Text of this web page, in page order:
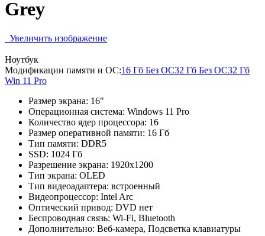
Grey
Увеличить изображение
Ноутбук
Модификации памяти и ОС:16 Гб Без ОС32 Гб Без ОС32 Гб
Win 11 Pro
Размер экрана: 16"
Операционная система: Windows 11 Pro
Количество ядер процессора: 16
Размер оперативной памяти: 16 Гб
Тип памяти: DDR5
SSD: 1024 Гб
Разрешение экрана: 1920x1200
Тип экрана: OLED
Тип видеоадаптера: встроенный
Видеопроцессор: Intel Arc
Оптический привод: DVD нет
Беспроводная связь: Wi-Fi, Bluetooth
Дополнительно: Веб-камера, Подсветка клавиатуры